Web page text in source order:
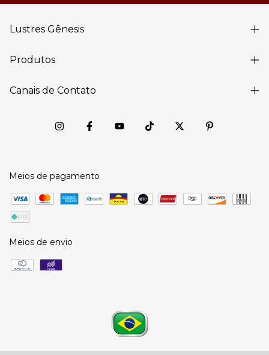
Lustres Gênesis
Produtos
Canais de Contato
Meios de pagamento
Meios de envio